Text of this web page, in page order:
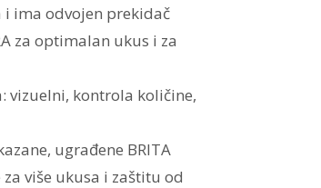
i ima odvojen prekidač
za optimalan ukus i za
kontrola količine,
ugrađene BRITA
više ukusa i zaštitu od